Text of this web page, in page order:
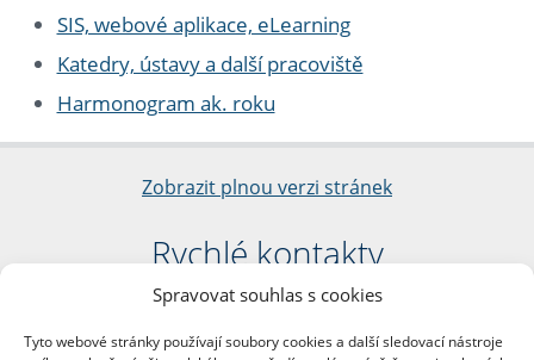
Spravovat souhlas s cookies
Tyto webové stránky používají soubory cookies a další sledovací nástroje
SIS, webové aplikace, eLearning
Katedry, ústavy a další pracoviště
Harmonogram ak. roku
Zobrazit plnou verzi stránek
Rychlé kontakty
Filozofická fakulta
nám. Jana Palacha 1/2